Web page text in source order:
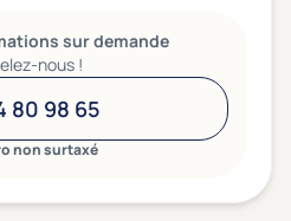
sur demande
nous !
80 98 65
non surtaxé